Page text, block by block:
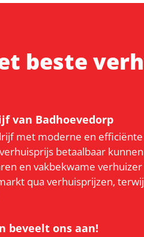
beste
van Badhoevedorp
met moderne en efficiënte
betaalbaar
en vakbekwame
qua verhuisprijzen,
beveelt ons aan!